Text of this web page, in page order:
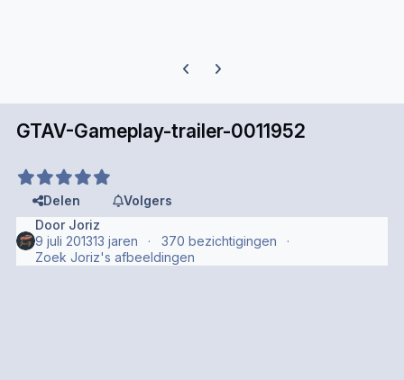
Previous carousel slide
Next carousel slide
GTAV-Gameplay-trailer-0011952
Delen
Volgers
Door Joriz
9 juli 201313 jaren
370 bezichtigingen
Zoek Joriz's afbeeldingen